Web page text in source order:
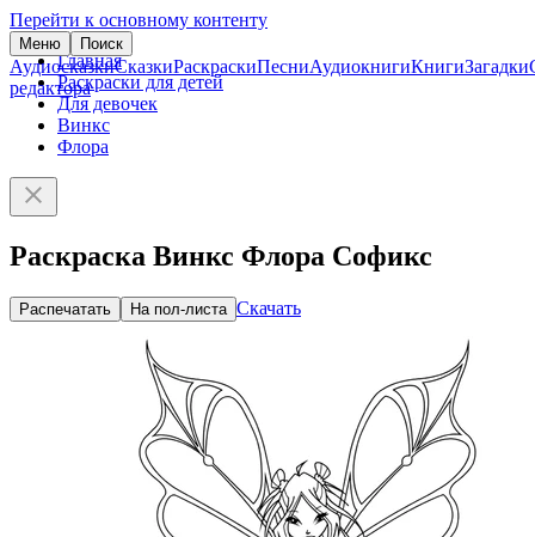
Перейти к основному контенту
Меню Поиск
АудиосказкиСказкиРаскраскиПесниАудиокнигиКнигиЗагадки
редактора
Главная
Раскраски для детей
Для девочек
Винкс
Флора
Раскраска Винкс Флора Софикс
Распечатать На пол-листа Скачать